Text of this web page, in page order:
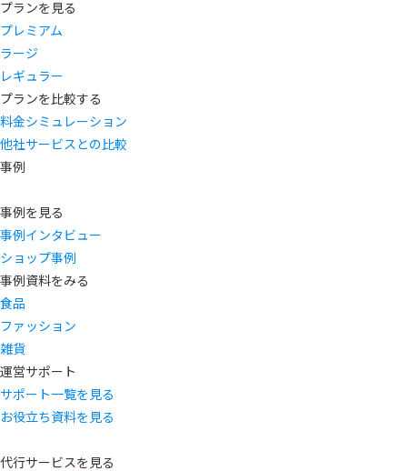
プランを見る
プレミアム
ラージ
レギュラー
プランを比較する
料金シミュレーション
他社サービスとの比較
事例
事例を見る
事例インタビュー
ショップ事例
事例資料をみる
食品
ファッション
雑貨
運営サポート
サポート一覧を見る
お役立ち資料を見る
代行サービスを見る